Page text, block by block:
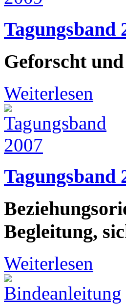
Tagungsband
Geforscht
Weiterlesen
Tagungsband
Begleitung,
Weiterlesen